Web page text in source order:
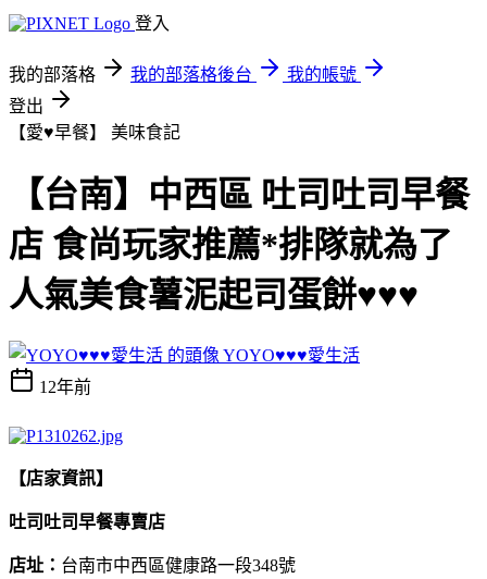
登入
我的部落格 我的部落格後台
我的帳號
登出
【愛♥早餐】 美味食記
【台南】中西區 吐司吐司早餐
店 食尚玩家推薦*排隊就為了
人氣美食薯泥起司蛋餅♥♥♥
YOYO♥♥♥愛生活
12年前
【店家資訊】
吐司吐司早餐專賣店
店址： 台南市中西區健康路一段348號